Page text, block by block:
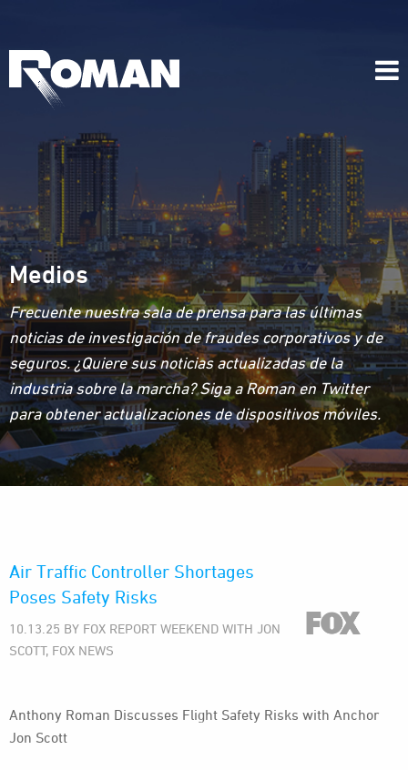
Medios
Frecuente nuestra sala de prensa para las últimas
noticias de investigación de fraudes corporativos y de
seguros. ¿Quiere sus noticias actualizadas de la
industria sobre la marcha? Siga a Roman en Twitter
para obtener actualizaciones de dispositivos móviles.
Air Traffic Controller Shortages
Poses Safety Risks
10.13.25 BY FOX REPORT WEEKEND WITH JON
SCOTT, FOX NEWS
Anthony Roman Discusses Flight Safety Risks with Anchor
Jon Scott